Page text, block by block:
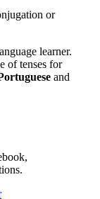
or
learner.
of tenses for
and